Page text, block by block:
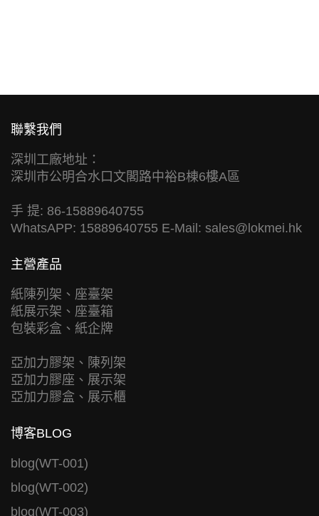
聯繫我們
深圳工廠地址：
深圳市公明合水口文閣路中裕B棟6樓A區
手 提: 86-15889640755
WhatsAPP: 15889640755 E-Mail: sales@lokmei.hk
主營產品
紙陳列架、座臺架
紙展示架、座臺箱
包裝彩盒、紙企牌
亞加力膠架、陳列架
亞加力膠座、展示架
亞加力膠盒、展示櫃
博客BLOG
blog(WT-001)
blog(WT-002)
blog(WT-003)